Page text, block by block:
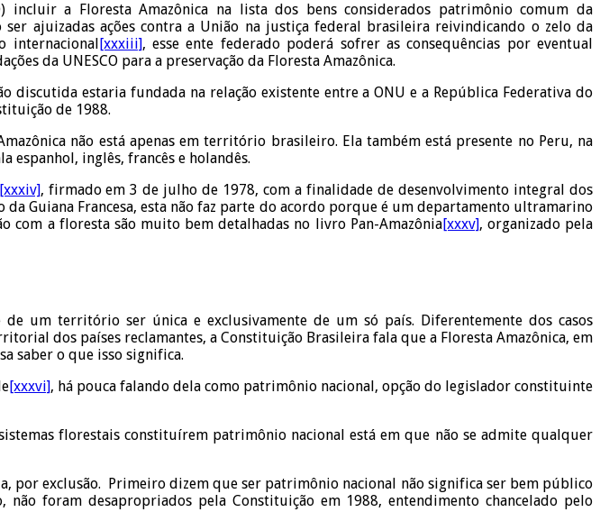
incluir a Floresta Amazônica na lista dos bens considerados patrimônio comum da
ajuizadas ações contra a União na justiça federal brasileira reivindicando o zelo da
internacional [xxxiii], esse ente federado poderá sofrer as consequências por eventual
da UNESCO para a preservação da Floresta Amazônica.
estaria fundada na relação existente entre a ONU e a República Federativa do
de 1988.
não está apenas em território brasileiro. Ela também está presente no Peru, na
espanhol, inglês, francês e holandês.
, firmado em 3 de julho de 1978, com a finalidade de desenvolvimento integral dos
Guiana Francesa, esta não faz parte do acordo porque é um departamento ultramarino
com a floresta são muito bem detalhadas no livro Pan-Amazônia[xxxv], organizado pela
um território ser única e exclusivamente de um só país. Diferentemente dos casos
dos países reclamantes, a Constituição Brasileira fala que a Floresta Amazônica, em
saber o que isso significa.
[xxxvi], há pouca falando dela como patrimônio nacional, opção do legislador constituinte
florestais constituírem patrimônio nacional está em que não se admite qualquer
por exclusão. Primeiro dizem que ser patrimônio nacional não significa ser bem público
foram desapropriados pela Constituição em 1988, entendimento chancelado pelo